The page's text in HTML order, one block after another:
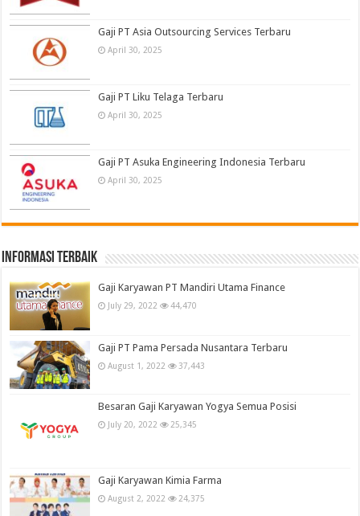
Gaji PT Asia Outsourcing Services Terbaru
April 30, 2025
Gaji PT Liku Telaga Terbaru
April 30, 2025
Gaji PT Asuka Engineering Indonesia Terbaru
April 30, 2025
informasi terbaik
Gaji Karyawan PT Mandiri Utama Finance
July 29, 2022 44,470
Gaji PT Pama Persada Nusantara Terbaru
August 1, 2022 37,443
Besaran Gaji Karyawan Yogya Semua Posisi
July 20, 2022 25,345
Gaji Karyawan Kimia Farma
August 2, 2022 24,375